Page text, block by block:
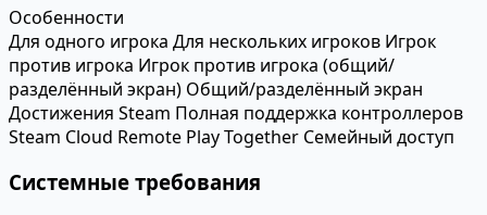
Особенности
Для одного игрока Для нескольких игроков Игрок
против игрока Игрок против игрока (общий/
разделённый экран) Общий/разделённый экран
Достижения Steam Полная поддержка контроллеров
Steam Cloud Remote Play Together Семейный доступ
Системные требования